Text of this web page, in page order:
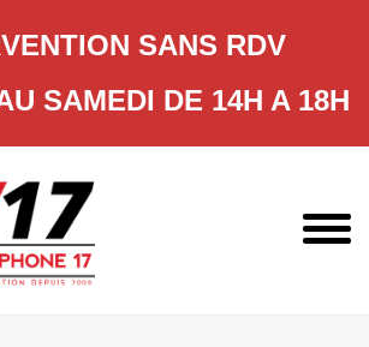
SANS RDV
SAMEDI DE 14H A 18H